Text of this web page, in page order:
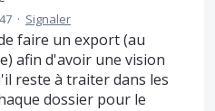
· Signaler
faire un export (au
afin d'avoir une vision
reste à traiter dans les
dossier pour le